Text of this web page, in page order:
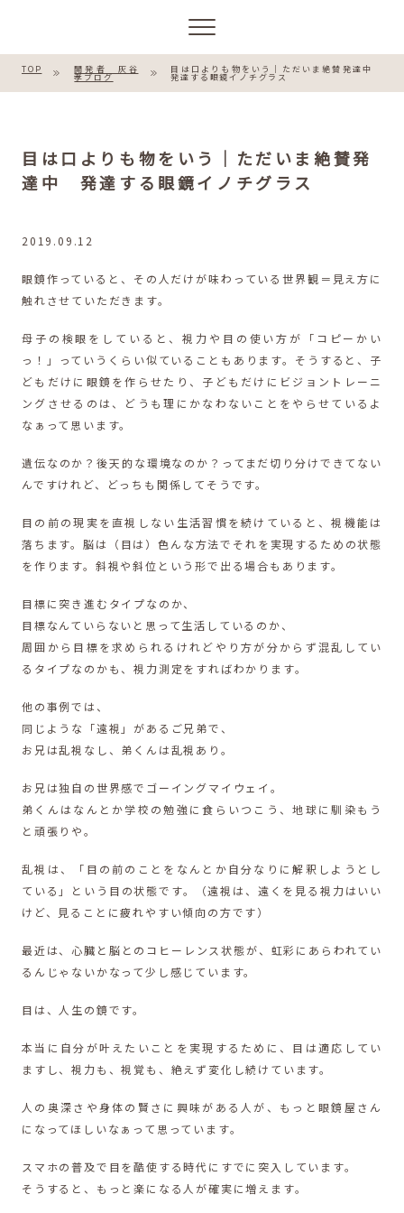
TOP 開発者 灰谷
孝ブログ
目は口よりも物をいう｜ただいま絶賛発達中
発達する眼鏡イノチグラス
目は口よりも物をいう｜ただいま絶賛発
達中 発達する眼鏡イノチグラス
2019.09.12
眼鏡作っていると、その人だけが味わっている世界観＝見え方に
触れさせていただきます。
母子の検眼をしていると、視力や目の使い方が「コピーかい
っ！」っていうくらい似ていることもあります。そうすると、子
どもだけに眼鏡を作らせたり、子どもだけにビジョントレーニ
ングさせるのは、どうも理にかなわないことをやらせているよ
なぁって思います。
遺伝なのか？後天的な環境なのか？ってまだ切り分けできてない
んですけれど、どっちも関係してそうです。
目の前の現実を直視しない生活習慣を続けていると、視機能は
落ちます。脳は（目は）色んな方法でそれを実現するための状態
を作ります。斜視や斜位という形で出る場合もあります。
目標に突き進むタイプなのか、
目標なんていらないと思って生活しているのか、
周囲から目標を求められるけれどやり方が分からず混乱してい
るタイプなのかも、視力測定をすればわかります。
他の事例では、
同じような「遠視」があるご兄弟で、
お兄は乱視なし、弟くんは乱視あり。
お兄は独自の世界感でゴーイングマイウェイ。
弟くんはなんとか学校の勉強に食らいつこう、地球に馴染もう
と頑張りや。
乱視は、「目の前のことをなんとか自分なりに解釈しようとし
ている」という目の状態です。（遠視は、遠くを見る視力はいい
けど、見ることに疲れやすい傾向の方です）
最近は、心臓と脳とのコヒーレンス状態が、虹彩にあらわれてい
るんじゃないかなって少し感じています。
目は、人生の鏡です。
本当に自分が叶えたいことを実現するために、目は適応してい
ますし、視力も、視覚も、絶えず変化し続けています。
人の奥深さや身体の賢さに興味がある人が、もっと眼鏡屋さん
になってほしいなぁって思っています。
スマホの普及で目を酷使する時代にすでに突入しています。
そうすると、もっと楽になる人が確実に増えます。